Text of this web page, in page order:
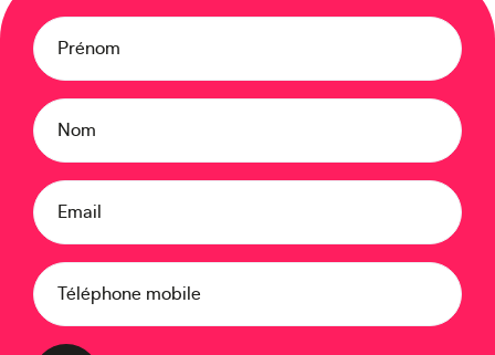
Prénom
Nom
Email
Téléphone mobile
Europe
Moyen-Orient